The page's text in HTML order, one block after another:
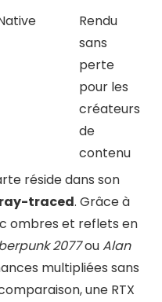
Rendu
sans
perte
pour les
créateurs
de
contenu
réside dans son
traced. Grâce à
ombres et reflets en
2077ouAlan
multipliées sans
une RTX